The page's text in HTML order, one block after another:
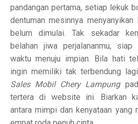
pandangan pertama, setiap lekuk
dentuman mesinnya menyanyikan
belum dimulai. Tak sekadar
belahan jiwa perjalananmu,
waktu menuju impian. Bila hati
ingin memiliki tak terbendung
Sales Mobil Chery Lampung
tertera di website ini. Biarkan
antara mimpi dan kenyataan yang